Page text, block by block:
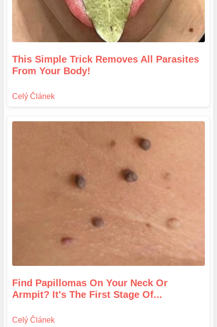
This Simple Trick Removes All Parasites
From Your Body!
Find Papillomas On Your Neck Or
Armpit? It's The First Stage Of...